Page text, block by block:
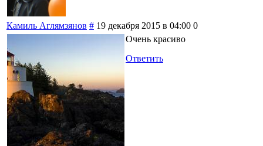
Камиль Аглямзянов # 19 декабря 2015 в 04:00 0
Очень красиво
Ответить